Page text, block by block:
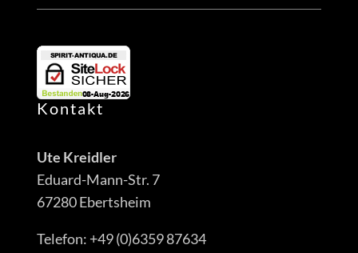
Kontakt
Ute Kreidler
Eduard-Mann-Str. 7
67280 Ebertsheim
Telefon: +49 (0)6359 87634